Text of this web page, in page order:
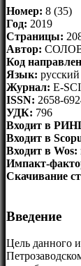
Номер: 8 (35)
Год: 2019
Страницы:
Автор:
Код
Язык: русский
Журнал: E-
ISSN: 2658-
УДК: 796
Входит в
Входит в
Входит в Wos:
Импакт-
Скачивание
Введение
Цель данного